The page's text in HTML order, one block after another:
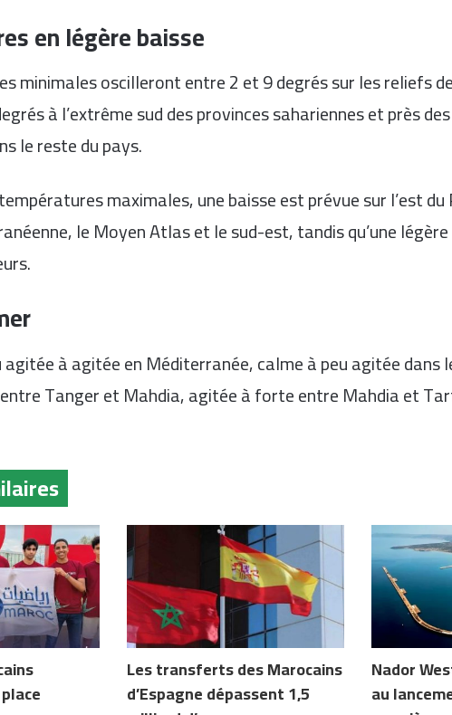
en légère baisse
minimales oscilleront entre 2 et 9 degrés sur les reliefs
à l’extrême sud des provinces sahariennes et près
le reste du pays.
maximales, une baisse est prévue sur l’est
le Moyen Atlas et le sud-est, tandis qu’une
agitée à agitée en Méditerranée, calme à peu agitée dans
Tanger et Mahdia, agitée à forte entre Mahdia et
Les transferts des Marocains
d’Espagne dépassent 1,5
Nador
au